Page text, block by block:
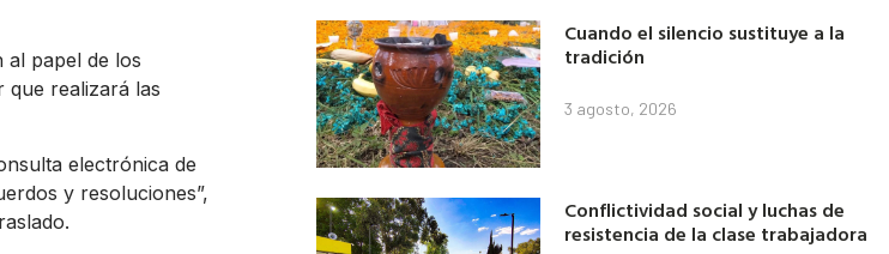
al papel de los
que realizará las
electrónica de
y resoluciones”,
Cuando el silencio sustituye a la
tradición
3 agosto, 2026
Conflictividad social y luchas de
resistencia de la clase trabajadora